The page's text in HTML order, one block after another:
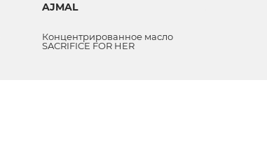
AJMAL
Концентрированное масло
SACRIFICE FOR HER